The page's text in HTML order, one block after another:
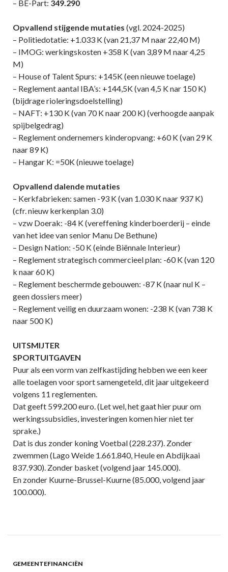
– BE-Part: 349.290
Opvallend stijgende mutaties (vgl. 2024-2025)
– Politiedotatie: +1.033 K (van 21,37 M naar 22,40 M)
– IMOG: werkingskosten +358 K (van 3,89 M naar 4,25
M)
– House of Talent Spurs: +145K (een nieuwe toelage)
– Reglement aantal IBA’s: +144,5K (van 4,5 K nar 150 K)
(bijdrage rioleringsdoelstelling)
– NAFT: +130 K (van 70 K naar 200 K) (verhoogde aanpak
spijbelgedrag)
– Reglement ondernemers kinderopvang: +60 K (van 29 K
naar 89 K)
– Hangar K: =50K (nieuwe toelage)
Opvallend dalende mutaties
– Kerkfabrieken: samen -93 K (van 1.030 K naar 937 K)
(cfr. nieuw kerkenplan 3.0)
– vzw Doerak: -84 K (vereffening kinderboerderij – einde
van het idee van senior Manu De Bethune)
– Design Nation: -50 K (einde Biënnale Interieur)
– Reglement strategisch commercieel plan: -60 K (van 120
k naar 60 K)
– Reglement beschermde gebouwen: -87 K (naar nul K –
geen dossiers meer)
– Reglement veilig en duurzaam wonen: -238 K (van 738 K
naar 500 K)
UITSMIJTER
SPORTUITGAVEN
Puur als een vorm van zelfkastijding hebben we een keer
alle toelagen voor sport samengeteld, dit jaar uitgekeerd
volgens 11 reglementen.
Dat geeft 599.200 euro. (Let wel, het gaat hier puur om
werkingssubsidies, investeringen komen hier niet ter
sprake.)
Dat is dus zonder koning Voetbal (228.237). Zonder
zwemmen (Lago Weide 1.661.840, Heule en Abdijkaai
837.930). Zonder basket (volgend jaar 145.000).
En zonder Kuurne-Brussel-Kuurne (85.000, volgend jaar
100.000).
GEMEENTEFINANCIËN